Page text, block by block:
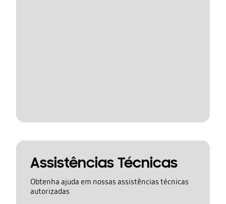
Assistências Técnicas
Obtenha ajuda em nossas assistências técnicas
autorizadas